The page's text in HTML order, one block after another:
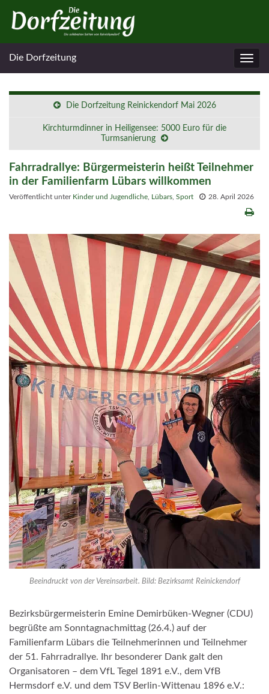
Die Dorfzeitung
Die Dorfzeitung Reinickendorf Mai 2026
Kirchturmdinner in Heiligensee: 5000 Euro für die
Turmsanierung
Fahrradrallye: Bürgermeisterin heißt Teilnehmer
in der Familienfarm Lübars willkommen
Veröffentlicht unter Kinder und Jugendliche Lübars Sport 28. April 2026
Beeindruckt von der Vereinsarbeit. Bild: Bezirksamt Reinickendorf
Bezirksbürgermeisterin Emine Demirbüken-Wegner (CDU)
begrüßte am Sonntagnachmittag (26.4.) auf der
Familienfarm Lübars die Teilnehmerinnen und Teilnehmer
der 51. Fahrradrallye. Ihr besonderer Dank galt den
Organisatoren – dem VfL Tegel 1891 e.V., dem VfB
Hermsdorf e.V. und dem TSV Berlin-Wittenau 1896 e.V.: